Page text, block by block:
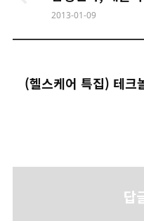
2013-01-09
(헬스케어 특집) 테크
답